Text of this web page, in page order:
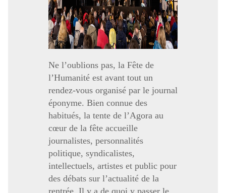
Ne l’oublions pas, la Fête de
l’Humanité est avant tout un
rendez-vous organisé par le journal
éponyme. Bien connue des
habitués, la tente de l’Agora au
cœur de la fête accueille
journalistes, personnalités
politique, syndicalistes,
intellectuels, artistes et public pour
des débats sur l’actualité de la